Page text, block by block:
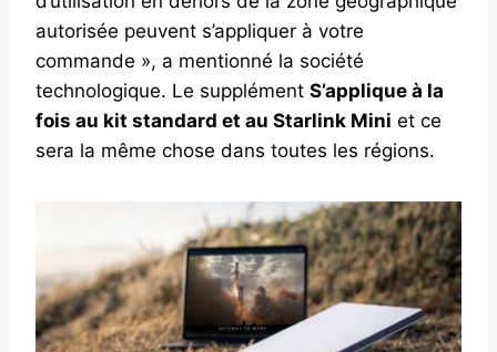
autorisée peuvent s’appliquer à votre
commande », a mentionné la société
technologique. Le supplément S’applique à la
fois au kit standard et au Starlink Mini et ce
sera la même chose dans toutes les régions.